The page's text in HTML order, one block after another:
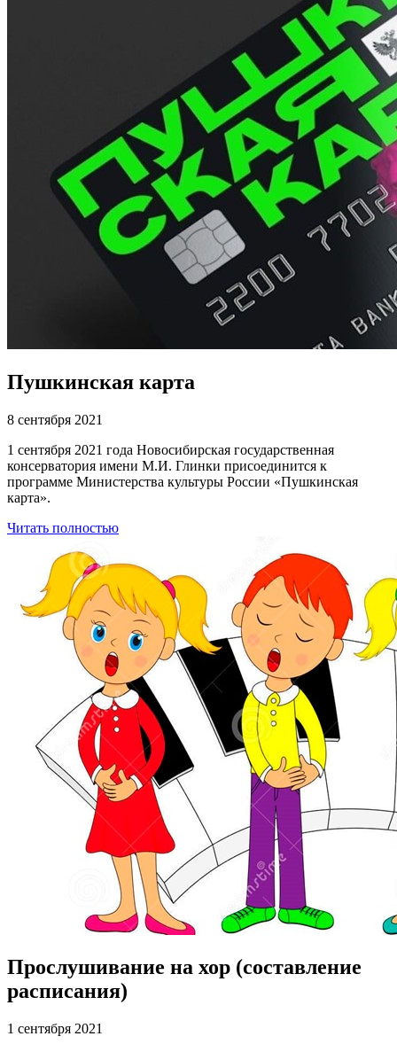
Пушкинская карта
8 сентября 2021
1 сентября 2021 года Новосибирская государственная
консерватория имени М.И. Глинки присоединится к
программе Министерства культуры России «Пушкинская
карта».
Читать полностью
Прослушивание на хор (составление
расписания)
1 сентября 2021